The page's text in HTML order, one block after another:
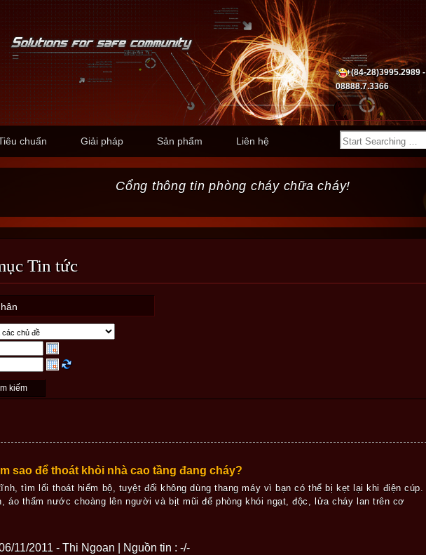
+(84-28)3995.2989 -
08888.7.3366
chuẩn Giải pháp Sản phẩm Liên hệ
Cổng thông tin phòng cháy chữa cháy!
Tin tức
sao để thoát khỏi nhà cao tầng đang cháy?
tìm lối thoát hiểm bộ, tuyệt đối không dùng thang máy vì bạn có thể bị kẹt lại khi điện cúp.
áo thấm nước choàng lên người và bịt mũi để phòng khói ngạt, độc, lửa cháy lan trên cơ
11/2011 - Thi Ngoan | Nguồn tin : -/-